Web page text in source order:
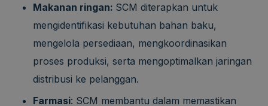
Makanan ringan: SCM diterapkan untuk
mengidentifikasi kebutuhan bahan baku,
mengelola persediaan, mengkoordinasikan
proses produksi, serta mengoptimalkan jaringan
distribusi ke pelanggan.
Farmasi: SCM membantu dalam memastikan